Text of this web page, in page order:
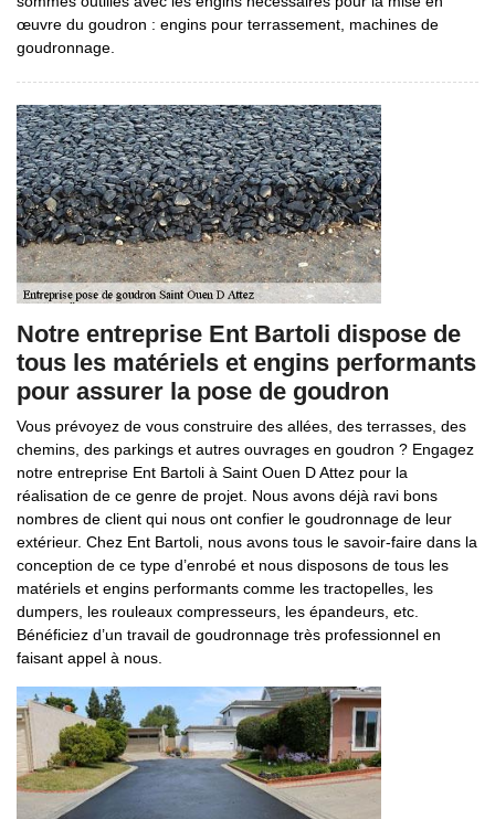
œuvre du goudron : engins pour terrassement, machines de
goudronnage.
Notre entreprise Ent Bartoli dispose de
tous les matériels et engins performants
pour assurer la pose de goudron
Vous prévoyez de vous construire des allées, des terrasses, des
chemins, des parkings et autres ouvrages en goudron ? Engagez
notre entreprise Ent Bartoli à Saint Ouen D Attez pour la
réalisation de ce genre de projet. Nous avons déjà ravi bons
nombres de client qui nous ont confier le goudronnage de leur
extérieur. Chez Ent Bartoli, nous avons tous le savoir-faire dans la
conception de ce type d’enrobé et nous disposons de tous les
matériels et engins performants comme les tractopelles, les
dumpers, les rouleaux compresseurs, les épandeurs, etc.
Bénéficiez d’un travail de goudronnage très professionnel en
faisant appel à nous.